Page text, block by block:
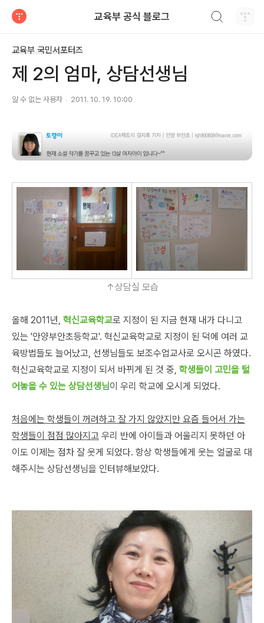
교육부 공식 블로그
교육부 국민서포터즈
제 2의 엄마, 상담선생님
알 수 없는 사용자 2011. 10. 19. 10:00
↑상담실 모습
올해 2011년, 혁신교육학교로 지정이 된 지금 현재 내가 다니고
있는 '안양부안초등학교'. 혁신교육학교로 지정이 된 덕에 여러 교
육방법들도 늘어났고, 선생님들도 보조수업교사로 오시곤 하였다.
혁신교육학교로 지정이 되서 바뀌게 된 것 중, 학생들이 고민을 털
어놓을 수 있는 상담선생님 이 우리 학교에 오시게 되었다.
처음에는 학생들이 꺼려하고 잘 가지 않았지만 요즘 들어서 가는
학생들이 점점 많아지고 우리 반에 아이들과 어울리지 못하던 아
이도 이제는 점차 잘 웃게 되었다. 항상 학생들에게 웃는 얼굴로 대
해주시는 상담선생님을 인터뷰해보았다.